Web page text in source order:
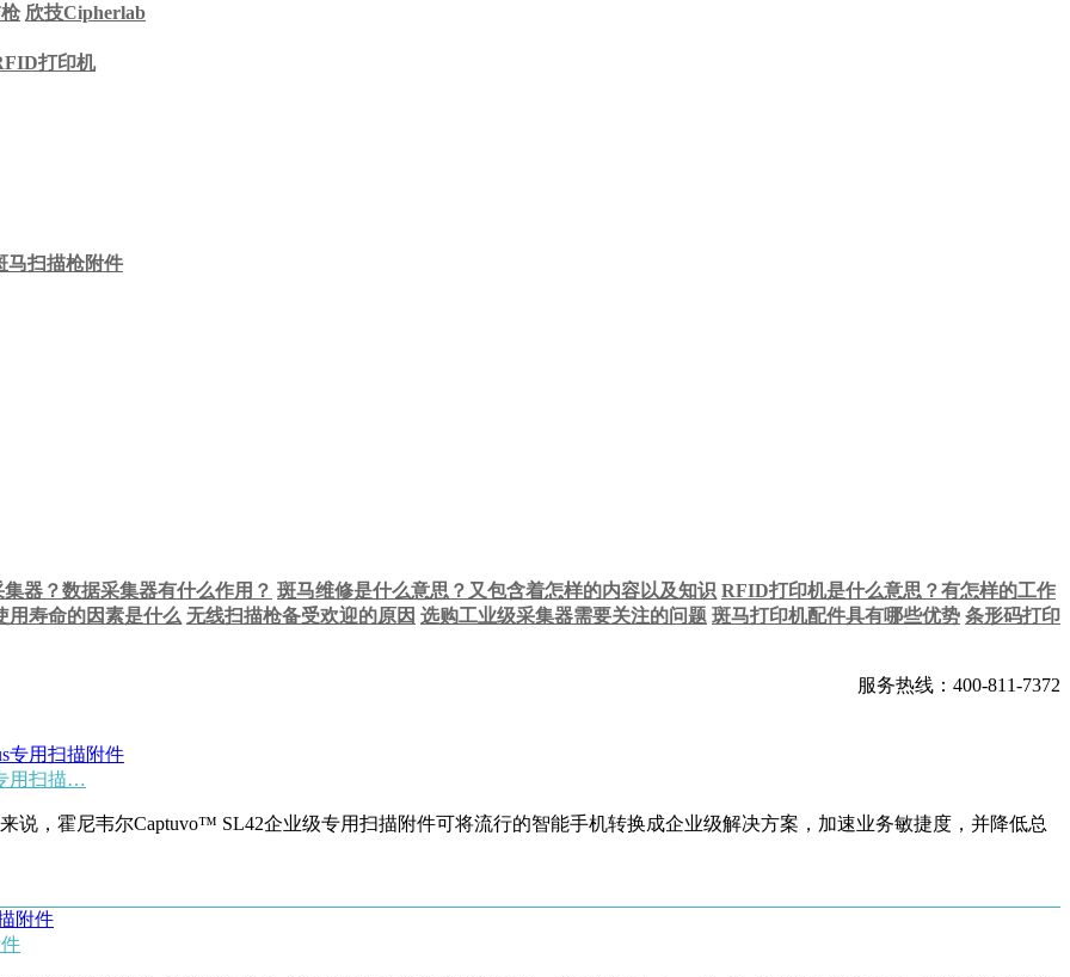
欣技Cipherlab
打印机
马扫描枪附件
器？数据采集器有什么作用？ 斑马维修是什么意思？又包含着怎样的内容以及知识 RFID打印机是什么意思？有怎样的工作
用寿命的因素是什么 无线扫描枪备受欢迎的原因 选购工业级采集器需要关注的问题 斑马打印机配件具有哪些优势 条形码打印
服务热线：400-811-7372
用扫描…
，霍尼韦尔Captuvo™ SL42企业级专用扫描附件可将流行的智能手机转换成企业级解决方案，加速业务敏捷度，并降低总